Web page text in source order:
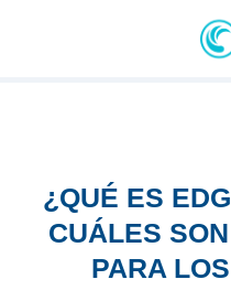
¿QUÉ ES
CUÁLES
PARA